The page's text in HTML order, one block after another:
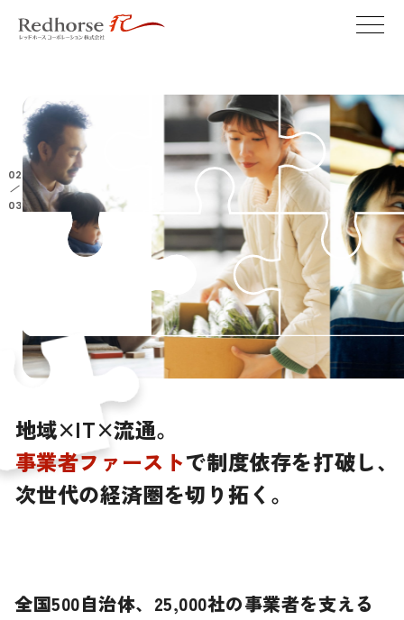
地域×IT×流通。
事業者ファース トで制度依存を打破し、
次世代の経済圏を切 り拓く 。
02
/
03
全国500自治体、25,000社の事業者を支える